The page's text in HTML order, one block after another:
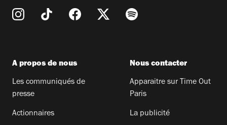
A propos de nous
Les communiqués de
presse
Actionnaires
Nous contacter
Apparaitre sur Time Out
Paris
La publicité